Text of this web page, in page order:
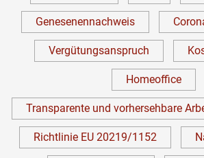
Genesenennachweis
Vergütungsanspruch
Homeoffice
Transparente und vorhersehbare
Richtlinie EU 20219/1152